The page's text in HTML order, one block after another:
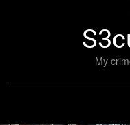
My